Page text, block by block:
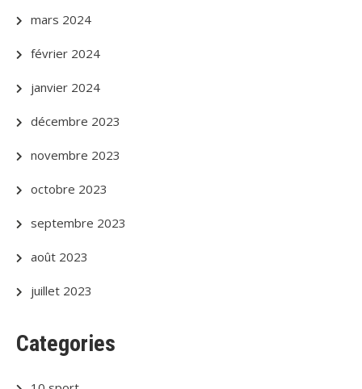
mars 2024
février 2024
janvier 2024
décembre 2023
novembre 2023
octobre 2023
septembre 2023
août 2023
juillet 2023
Categories